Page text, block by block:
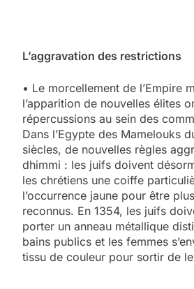
L’aggravation des restrictions
• Le morcellement de l’Empire
l’apparition de nouvelles élites
répercussions au sein des
Dans l’Egypte des Mamelouks
siècles, de nouvelles règles
dhimmi : les juifs doivent
les chrétiens une coiffe
l’occurrence jaune pour être
reconnus. En 1354, les juifs
porter un anneau métallique
bains publics et les femmes
tissu de couleur pour sortir de